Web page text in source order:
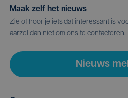
Maak zelf het nieuws
Zie of hoor je iets dat interessant is
aarzel dan niet om ons te contacteren.
Nieuws